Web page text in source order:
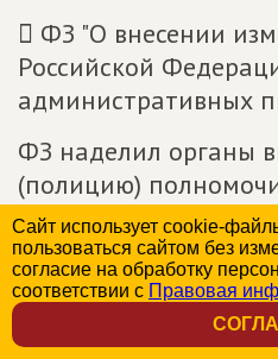
 ФЗ "О внесении
Российской
административных
ФЗ наделил органы
(полицию)
решений об
выдворении
лиц без
Российской
внутренних дел
Сайт использует cookie-
пользоваться сайтом без
согласие на обработку
соответствии с Правовая